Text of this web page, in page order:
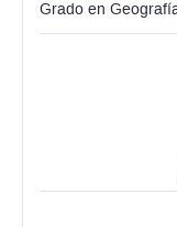
Grado en